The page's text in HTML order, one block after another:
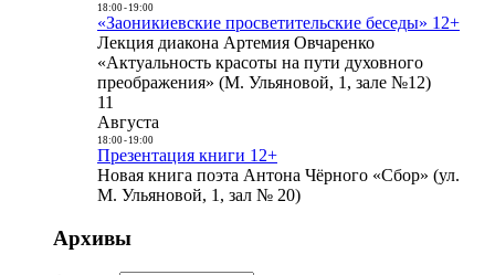
18:00- 19:00
«Заоникиевские просветительские беседы» 12+
Лекция диакона Артемия Овчаренко
«Актуальность красоты на пути духовного
преображения» (М. Ульяновой, 1, зале №12)
11
Августа
18:00- 19:00
Презентация книги 12+
Новая книга поэта Антона Чёрного «Сбор» (ул.
М. Ульяновой, 1, зал № 20)
Архивы